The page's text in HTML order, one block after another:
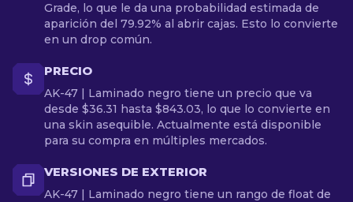
Grade, lo que le da una probabilidad estimada de
aparición del 79.92% al abrir cajas. Esto lo convierte
en un drop común.
PRECIO
AK-47 | Laminado negro tiene un precio que va
desde $36.31 hasta $843.03, lo que lo convierte en
una skin asequible. Actualmente está disponible
para su compra en múltiples mercados.
VERSIONES DE EXTERIOR
AK-47 | Laminado negro tiene un rango de float de